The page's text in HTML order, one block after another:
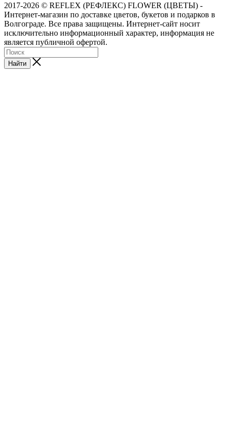
2017-2026 © REFLEX (РЕФЛЕКС) FLOWER (ЦВЕТЫ) -
Интернет-магазин по доставке цветов, букетов и подарков в
Волгограде. Все права защищены. Интернет-сайт носит
исключительно информационный характер, информация не
является публичной офертой.
Найти